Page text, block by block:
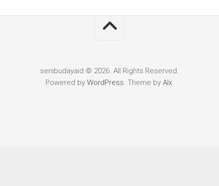
senibudayaid © 2026. All Rights Reserved.
Powered by WordPress. Theme by Alx.